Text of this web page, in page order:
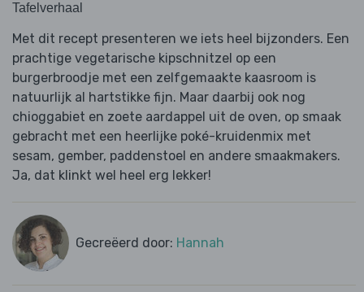
Tafelverhaal
Met dit recept presenteren we iets heel bijzonders. Een
prachtige vegetarische kipschnitzel op een
burgerbroodje met een zelfgemaakte kaasroom is
natuurlijk al hartstikke fijn. Maar daarbij ook nog
chioggabiet en zoete aardappel uit de oven, op smaak
gebracht met een heerlijke poké-kruidenmix met
sesam, gember, paddenstoel en andere smaakmakers.
Ja, dat klinkt wel heel erg lekker!
Gecreëerd door: Hannah